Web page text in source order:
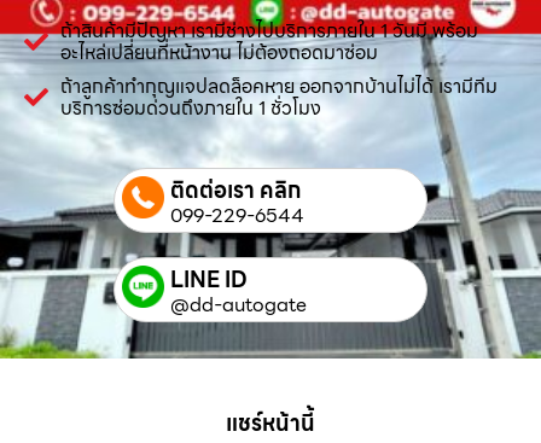
ถ้าสินค้ามีปัญหา เรามีช่างไปบริการภายใน 1 วันมี พร้อม
อะไหล่เปลี่ยนที่หน้างาน ไม่ต้องถอดมาซ่อม
ถ้าลูกค้าทำกุญแจปลดล็อคหาย ออกจากบ้านไม่ได้ เรามีทีม
บริการซ่อมด่วนถึงภายใน 1 ชั่วโมง
ติดต่อเรา คลิก
099-229-6544
LINE ID
@dd-autogate
แชร์หน้านี้